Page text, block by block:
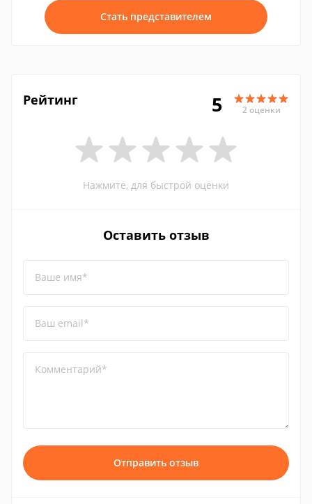
Стать представителем
Рейтинг 5 2 оценки
Нажмите, для быстрой оценки
Оставить отзыв
Ваше имя*
Ваш email*
Комментарий*
Отправить отзыв